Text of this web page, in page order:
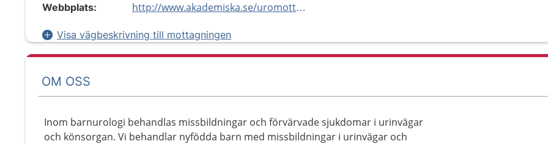
Webbplats: http://www.akademiska.se/uromottbarn
Visa vägbeskrivning till mottagningen
OM OSS
Inom barnurologi behandlas missbildningar och förvärvade sjukdomar i urinvägar
och könsorgan. Vi behandlar nyfödda barn med missbildningar i urinvägar och